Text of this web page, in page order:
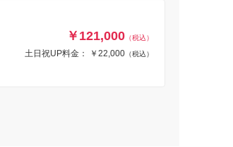
￥121,000 （税込）
土日祝UP料金： ￥22,000 （税込）